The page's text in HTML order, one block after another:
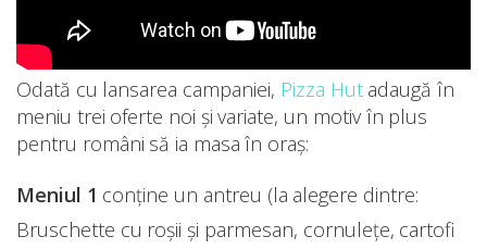
Odată cu lansarea campaniei, Pizza Hutadaugă în
meniu trei oferte noi și variate, un motiv în plus
pentru români să ia masa în oraș:
Meniul 1 conține un antreu (la alegere dintre:
Bruschette cu roșii și parmesan, cornulețe, cartofi